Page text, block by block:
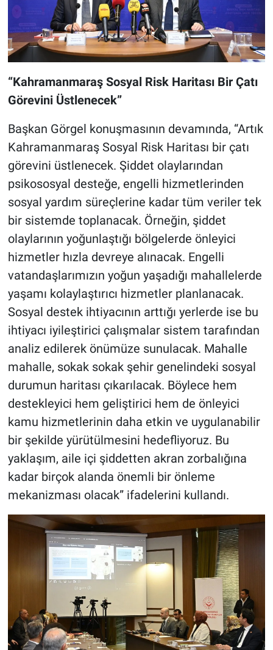
“Kahramanmaraş Sosyal Risk Haritası Bir Çatı
Görevini Üstlenecek”
Başkan Görgel konuşmasının devamında, “Artık
Kahramanmaraş Sosyal Risk Haritası bir çatı
görevini üstlenecek. Şiddet olaylarından
psikososyal desteğe, engelli hizmetlerinden
sosyal yardım süreçlerine kadar tüm veriler tek
bir sistemde toplanacak. Örneğin, şiddet
olaylarının yoğunlaştığı bölgelerde önleyici
hizmetler hızla devreye alınacak. Engelli
vatandaşlarımızın yoğun yaşadığı mahallelerde
yaşamı kolaylaştırıcı hizmetler planlanacak.
Sosyal destek ihtiyacının arttığı yerlerde ise bu
ihtiyacı iyileştirici çalışmalar sistem tarafından
analiz edilerek önümüze sunulacak. Mahalle
mahalle, sokak sokak şehir genelindeki sosyal
durumun haritası çıkarılacak. Böylece hem
destekleyici hem geliştirici hem de önleyici
kamu hizmetlerinin daha etkin ve uygulanabilir
bir şekilde yürütülmesini hedefliyoruz. Bu
yaklaşım, aile içi şiddetten akran zorbalığına
kadar birçok alanda önemli bir önleme
mekanizması olacak” ifadelerini kullandı.